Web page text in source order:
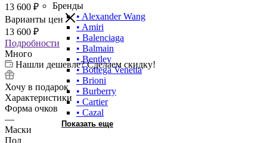
Бренды
• Alexander Wang
• Amiri
• Balenciaga
• Balmain
• Bentley
• Bottega Venetta
• Brioni
• Burberry
• Cartier
• Cazal
Показать еще
13 600 ₽
Варианты цен
13 600 ₽
Подробности
Много
Нашли дешевле? Сделаем скидку!
Хочу в подарок
Характеристики
Форма очков
—
Маски
Пол